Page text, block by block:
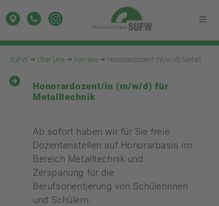
SUFW Über Uns Karriere Honorardozent (m/w/d) Metall
Honorardozent/in (m/w/d) für
Metalltechnik
Ab sofort haben wir für Sie freie
Dozentenstellen auf Honorarbasis im
Bereich Metalltechnik und
Zerspanung für die
Berufsorientierung von Schülerinnen
und Schülern.